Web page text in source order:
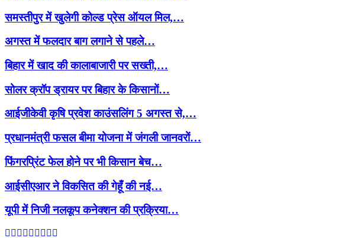
समस्तीपुर में खुलेगी कोल्ड प्रेस ऑयल मिल,…
अगस्त में फलदार बाग लगाने से पहले…
बिहार में खाद की कालाबाजारी पर सख्ती,…
सोलर क्रॉप ड्रायर पर बिहार के किसानों…
आईजीकेवी कृषि प्रवेश काउंसलिंग 5 अगस्त से,…
प्रधानमंत्री फसल बीमा योजना में जंगली जानवरों…
फिंगरप्रिंट फेल होने पर भी किसान बेच…
आईसीएआर ने विकसित की गेहूँ की नई…
यूपी में निजी नलकूप कनेक्शन की प्रक्रिया…
Facebook
Twitter
Instagram
Pinterest
Linkedin
Youtube
Email
Telegram